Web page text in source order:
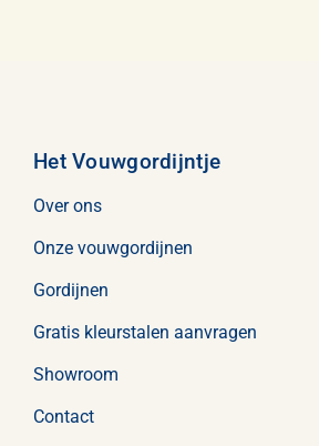
Het Vouwgordijntje
Over ons
Onze vouwgordijnen
Gordijnen
Gratis kleurstalen aanvragen
Showroom
Contact